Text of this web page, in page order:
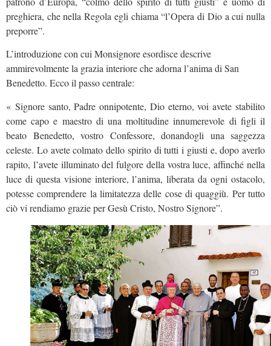
preghiera, che nella Regola egli chiama “l’Opera di Dio a cui nulla
preporre”.
L’introduzione con cui Monsignore esordisce descrive
ammirevolmente la grazia interiore che adorna l’anima di San
Benedetto. Ecco il passo centrale:
« Signore santo, Padre onnipotente, Dio eterno, voi avete stabilito
come capo e maestro di una moltitudine innumerevole di figli il
beato Benedetto, vostro Confessore, donandogli una saggezza
celeste. Lo avete colmato dello spirito di tutti i giusti e, dopo averlo
rapito, l’avete illuminato del fulgore della vostra luce, affinché nella
luce di questa visione interiore, l’anima, liberata da ogni ostacolo,
potesse comprendere la limitatezza delle cose di quaggiù. Per tutto
ciò vi rendiamo grazie per Gesù Cristo, Nostro Signore”.